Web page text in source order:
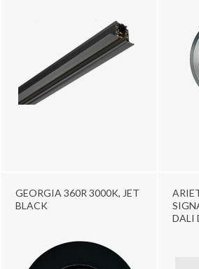
GEORGIA 360R 3000K, JET
BLACK
DALI